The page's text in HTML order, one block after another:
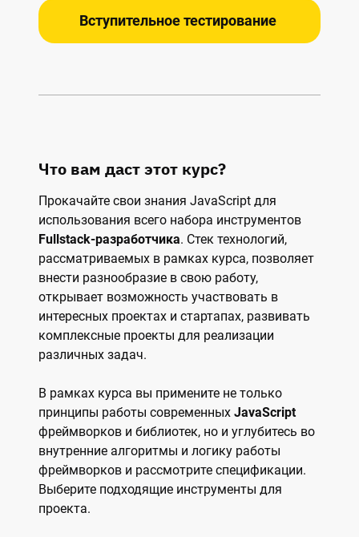
Вступительное тестирование
Что вам даст этот курс?
Прокачайте свои знания JavaScript для
использования всего набора инструментов
Fullstack-разработчика. Стек технологий,
рассматриваемых в рамках курса, позволяет
внести разнообразие в свою работу,
открывает возможность участвовать в
интересных проектах и стартапах, развивать
комплексные проекты для реализации
различных задач.
В рамках курса вы примените не только
принципы работы современных JavaScript
фреймворков и библиотек, но и углубитесь во
внутренние алгоритмы и логику работы
фреймворков и рассмотрите спецификации.
Выберите подходящие инструменты для
проекта.